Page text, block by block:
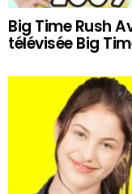
Big Time Rush
télévisée Big